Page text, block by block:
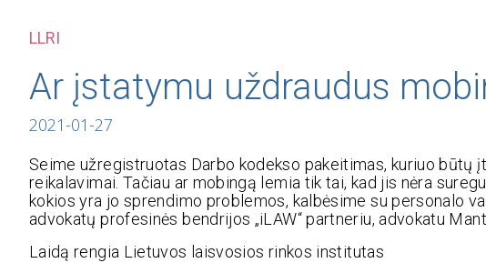
LLRI
Ar įstatymu uždraudus
2021-01-27
Seime užregistruotas Darbo kodekso pakeitimas, kuriuo
reikalavimai. Tačiau ar mobingą lemia tik tai, kad jis nėra
kokios yra jo sprendimo problemos, kalbėsime su personalo
advokatų profesinės bendrijos „iLAW“ partneriu, advokatu
Laidą rengia Lietuvos laisvosios rinkos institutas